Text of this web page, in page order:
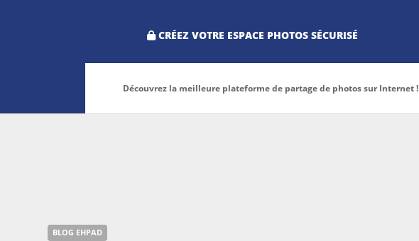
CRÉEZ VOTRE ESPACE PHOTOS SÉCURISÉ
Découvrez la meilleure plateforme de partage de photos sur Internet !
BLOG EHPAD